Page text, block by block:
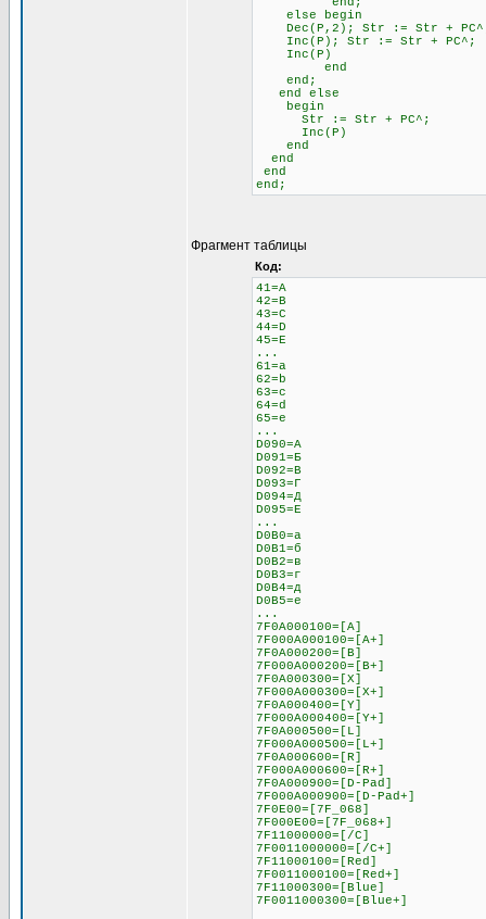
else begin \\
Dec(P,2); Str := Str +
Inc(P); Str := Str + PC^;
Inc(P)
end
end;
end else \\ Если
begin
Str := Str + PC^;
Inc(P)
end
end
end
end;
Фрагмент таблицы
Код:
41=A
42=B
43=C
44=D
45=E
...
61=a
62=b
63=c
64=d
65=e
...
D090=А
D091=Б
D092=В
D093=Г
D094=Д
D095=Е
...
D0B0=а
D0B1=б
D0B2=в
D0B3=г
D0B4=д
D0B5=е
...
7F0A000100=[A]
7F000A000100=[A+]
7F0A000200=[B]
7F000A000200=[B+]
7F0A000300=[X]
7F000A000300=[X+]
7F0A000400=[Y]
7F000A000400=[Y+]
7F0A000500=[L]
7F000A000500=[L+]
7F0A000600=[R]
7F000A000600=[R+]
7F0A000900=[D-Pad]
7F000A000900=[D-Pad+]
7F0E00=[7F_068]
7F000E00=[7F_068+]
7F11000000=[/C]
7F0011000000=[/C+]
7F11000100=[Red]
7F0011000100=[Red+]
7F11000300=[Blue]
7F0011000300=[Blue+]